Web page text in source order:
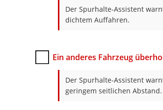
Der Spurhalte-Assistent
dichtem Auffahren.
Ein anderes Fahrzeug
Der Spurhalte-Assistent
geringem seitlichen Abstand.